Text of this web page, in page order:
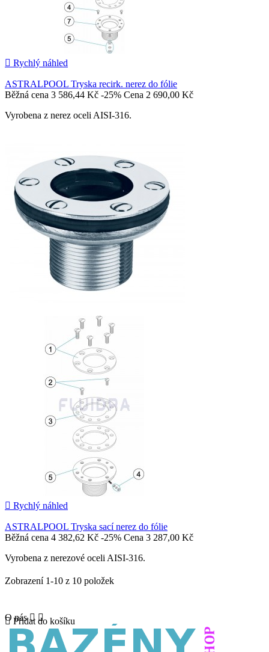
 Rychlý náhled
ASTRALPOOL Tryska recirk. nerez do fólie
Běžná cena 3 586,44 Kč -25% Cena 2 690,00 Kč
Vyrobena z nerez oceli AISI-316.
Přidat do košíku
 Rychlý náhled
ASTRALPOOL Tryska sací nerez do fólie
Běžná cena 4 382,62 Kč -25% Cena 3 287,00 Kč
Vyrobena z nerezové oceli AISI-316.
 Přidat do košíku
Zobrazení 1-10 z 10 položek
O nás  